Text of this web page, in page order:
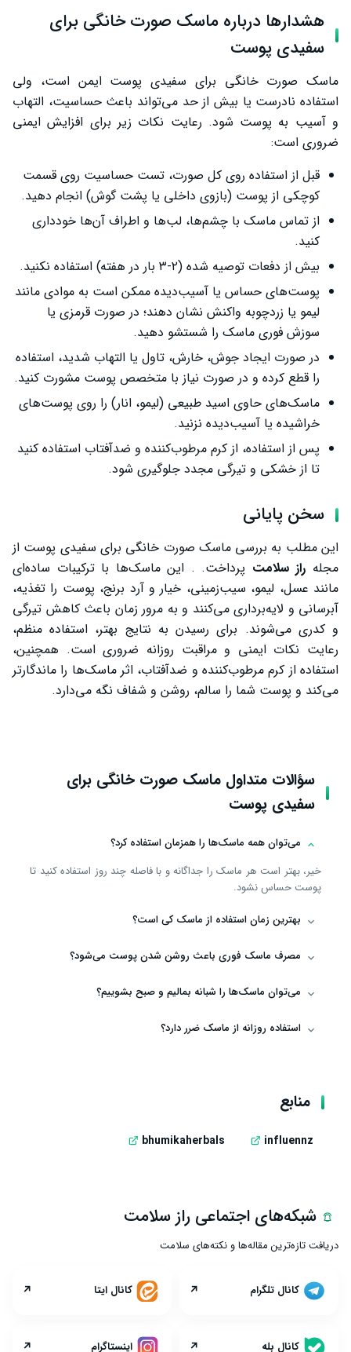
هشدارها درباره ماسک صورت خانگی برای
سفیدی پوست
ماسک صورت خانگی برای سفیدی پوست ایمن است، ولی
استفاده نادرست یا بیش از حد می‌تواند باعث حساسیت، التهاب
و آسیب به پوست شود. رعایت نکات زیر برای افزایش ایمنی
ضروری است:
قبل از استفاده روی کل صورت، تست حساسیت روی قسمت
کوچکی از پوست (بازوی داخلی یا پشت گوش) انجام دهید.
از تماس ماسک با چشم‌ها، لب‌ها و اطراف آن‌ها خودداری
کنید.
بیش از دفعات توصیه شده (۲‑۳ بار در هفته) استفاده نکنید.
پوست‌های حساس یا آسیب‌دیده ممکن است به موادی مانند
لیمو یا زردچوبه واکنش نشان دهند؛ در صورت قرمزی یا
سوزش فوری ماسک را شستشو دهید.
در صورت ایجاد جوش، خارش، تاول یا التهاب شدید، استفاده
را قطع کرده و در صورت نیاز با متخصص پوست مشورت کنید.
ماسک‌های حاوی اسید طبیعی (لیمو، انار) را روی پوست‌های
خراشیده یا آسیب‌دیده نزنید.
پس از استفاده، از کرم مرطوب‌کننده و ضدآفتاب استفاده کنید
تا از خشکی و تیرگی مجدد جلوگیری شود.
سخن پایانی
این مطلب به بررسی ماسک صورت خانگی برای سفیدی پوست از
مجله راز سلامت پرداخت. . این ماسک‌ها با ترکیبات ساده‌ای
مانند عسل، لیمو، سیب‌زمینی، خیار و آرد برنج، پوست را تغذیه،
آبرسانی و لایه‌برداری می‌کنند و به مرور زمان باعث کاهش تیرگی
و کدری می‌شوند. برای رسیدن به نتایج بهتر، استفاده منظم،
رعایت نکات ایمنی و مراقبت روزانه ضروری است. همچنین،
استفاده از کرم مرطوب‌کننده و ضدآفتاب، اثر ماسک‌ها را ماندگارتر
می‌کند و پوست شما را سالم، روشن و شفاف نگه می‌دارد.
سؤالات متداول ماسک صورت خانگی برای
سفیدی پوست
می‌توان همه ماسک‌ها را همزمان استفاده کرد؟
خیر، بهتر است هر ماسک را جداگانه و با فاصله چند روز استفاده کنید تا
پوست حساس نشود.
بهترین زمان استفاده از ماسک کی است؟
مصرف ماسک فوری باعث روشن شدن پوست می‌شود؟
می‌توان ماسک‌ها را شبانه بمالیم و صبح بشوییم؟
استفاده روزانه از ماسک ضرر دارد؟
منابع
influennz
bhumikaherbals
شبکه‌های اجتماعی راز سلامت
دریافت تازه‌ترین مقاله‌ها و نکته‌های سلامت
کانال تلگرام ↗ کانال ایتا ↗
کانال بله ↗ اینستاگرام ↗